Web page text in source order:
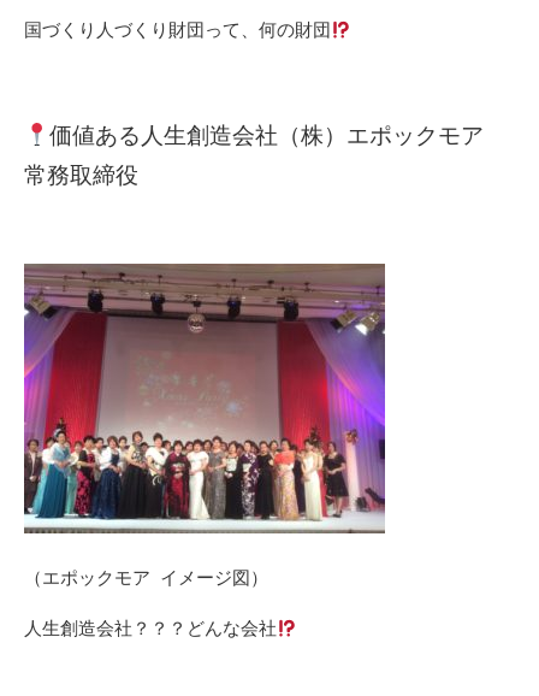
国づくり人づくり財団って、何の財団
価値ある人生創造会社（株）エポックモア
常務取締役
（エポックモア イメージ図）
人生創造会社？？？どんな会社